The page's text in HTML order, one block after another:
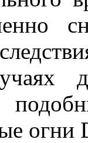
огни